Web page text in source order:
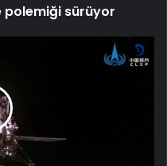
polemiği sürüyor